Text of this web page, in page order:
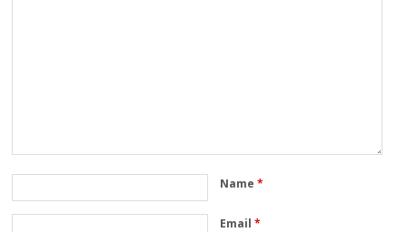
Name*
Email*